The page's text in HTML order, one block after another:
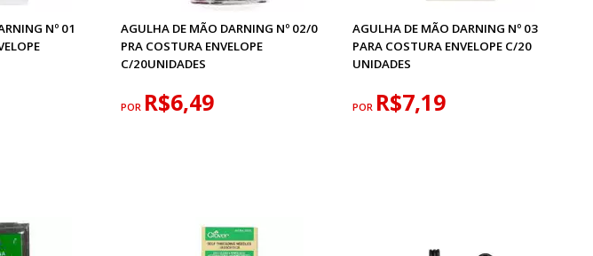
Nº 01
AGULHA DE MÃO DARNING Nº 02/0
PRA COSTURA ENVELOPE
C/20UNIDADES
POR R$6,49
AGULHA DE MÃO DARNING Nº 03
PARA COSTURA ENVELOPE C/20
UNIDADES
POR R$7,19